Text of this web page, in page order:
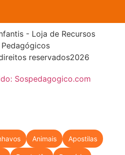
- Loja de Recursos
Pedagógicos
reservados2026
Sospedagogico.com
Animais Apostilas